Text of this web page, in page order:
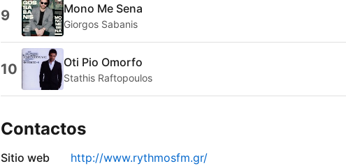
9 Mono Me Sena
Giorgos Sabanis
10 Oti Pio Omorfo
Stathis Raftopoulos
Contactos
Sitio web
http://www.rythmosfm.gr/